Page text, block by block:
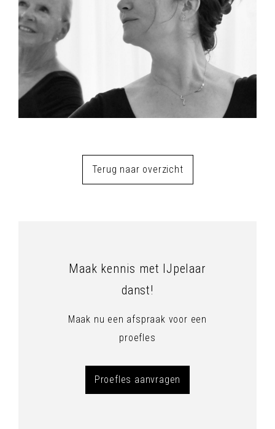
Terug naar overzicht
Maak kennis met IJpelaar
danst!
Maak nu een afspraak voor een
proefles
Proefles aanvragen